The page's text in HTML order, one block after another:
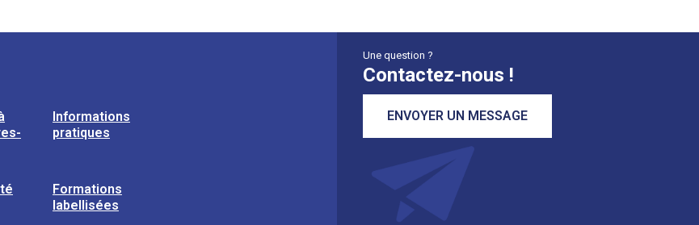
Informations
pratiques
Formations
labellisées
Une question ?
Contactez-nous !
ENVOYER UN MESSAGE